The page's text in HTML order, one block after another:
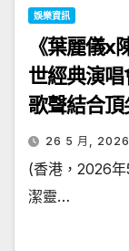
娛樂資訊
《葉麗儀
世經典演
歌聲結合
26 5 月, 2026
(香港，2026
潔靈…